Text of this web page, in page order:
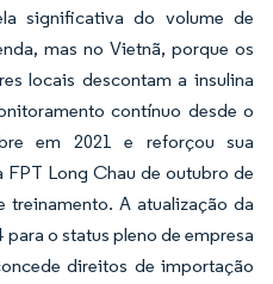
significativa do volume de
mas no Vietnã, porque os
locais descontam a insulina
contínuo desde o
em 2021 e reforçou sua
Long Chau de outubro de
treinamento. A atualização da
o status pleno de empresa
direitos de importação